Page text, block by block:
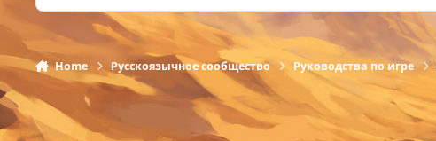
Home Русскоязычное сообщество Руководства по игре